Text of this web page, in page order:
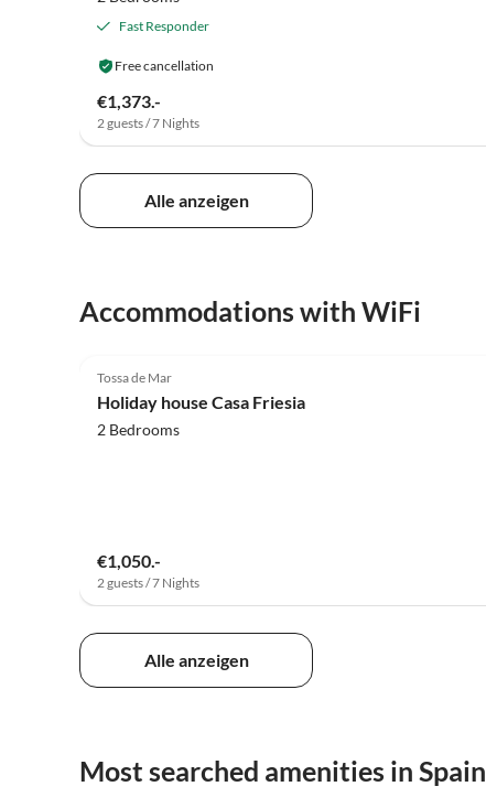
Fast Responder
Free cancellation
€1,373.-
2 guests / 7 Nights
Alle anzeigen
Accommodations with WiFi
Tossa de Mar
Holiday house Casa Friesia
2 Bedrooms
€1,050.-
2 guests / 7 Nights
Alle anzeigen
Most searched amenities in Spain